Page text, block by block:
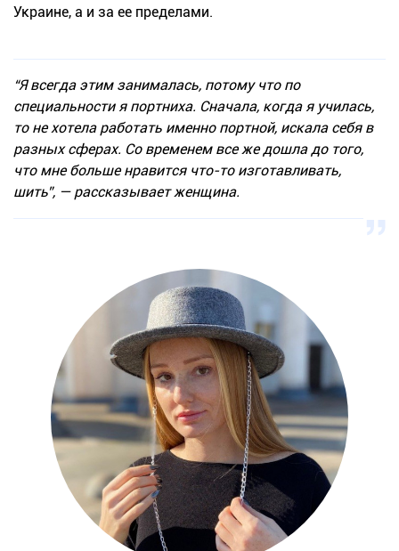
Украине, а и за ее пределами.
“Я всегда этим занималась, потому что по
специальности я портниха. Сначала, когда я училась,
то не хотела работать именно портной, искала себя в
разных сферах. Со временем все же дошла до того,
что мне больше нравится что-то изготавливать,
шить”, — рассказывает женщина.